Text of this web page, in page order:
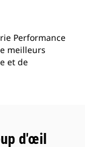
Performance
meilleurs
et de
d'œil